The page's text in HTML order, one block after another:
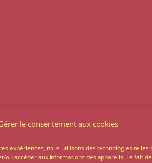
le consentement aux cookies
expériences, nous utilisons des technologies telles
ou accéder aux informations des appareils. Le fait de